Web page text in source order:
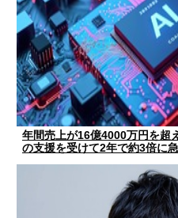
年間売上が16億4000万円を超
の支援を受けて2年で約3倍に